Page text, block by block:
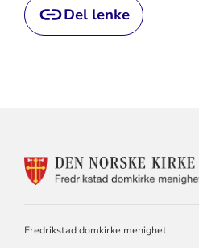
Del lenke
Fredrikstad domkirke menighet